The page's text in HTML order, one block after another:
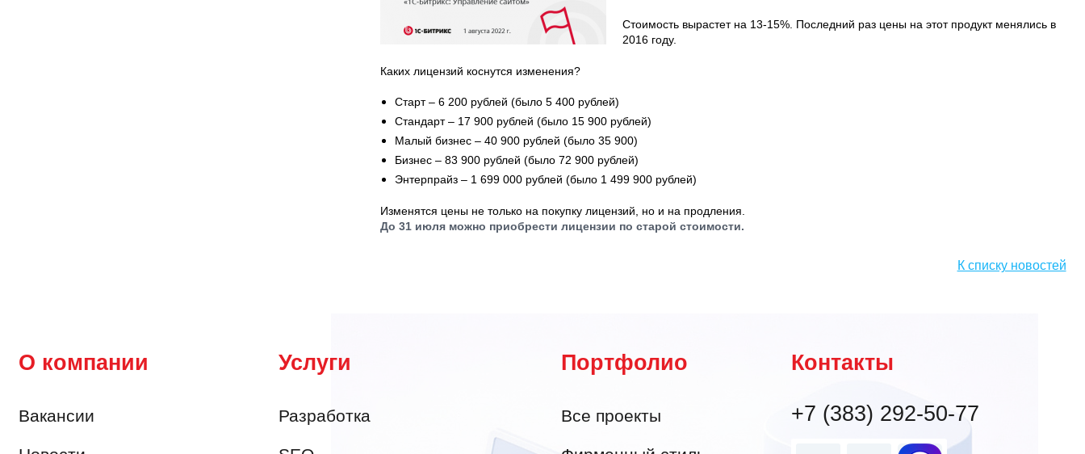
Стоимость вырастет на 13-15%. Последний раз цены на этот продукт менялись в
2016 году.
Каких лицензий коснутся изменения?
Старт – 6 200 рублей (было 5 400 рублей)
Стандарт – 17 900 рублей (было 15 900 рублей)
Малый бизнес – 40 900 рублей (было 35 900)
Бизнес – 83 900 рублей (было 72 900 рублей)
Энтерпрайз – 1 699 000 рублей (было 1 499 900 рублей)
Изменятся цены не только на покупку лицензий, но и на продления.
До 31 июля можно приобрести лицензии по старой стоимости.
К списку новостей
О компании
Вакансии
Услуги
Разработка
Портфолио
Все проекты
Контакты
+7 (383) 292-50-77